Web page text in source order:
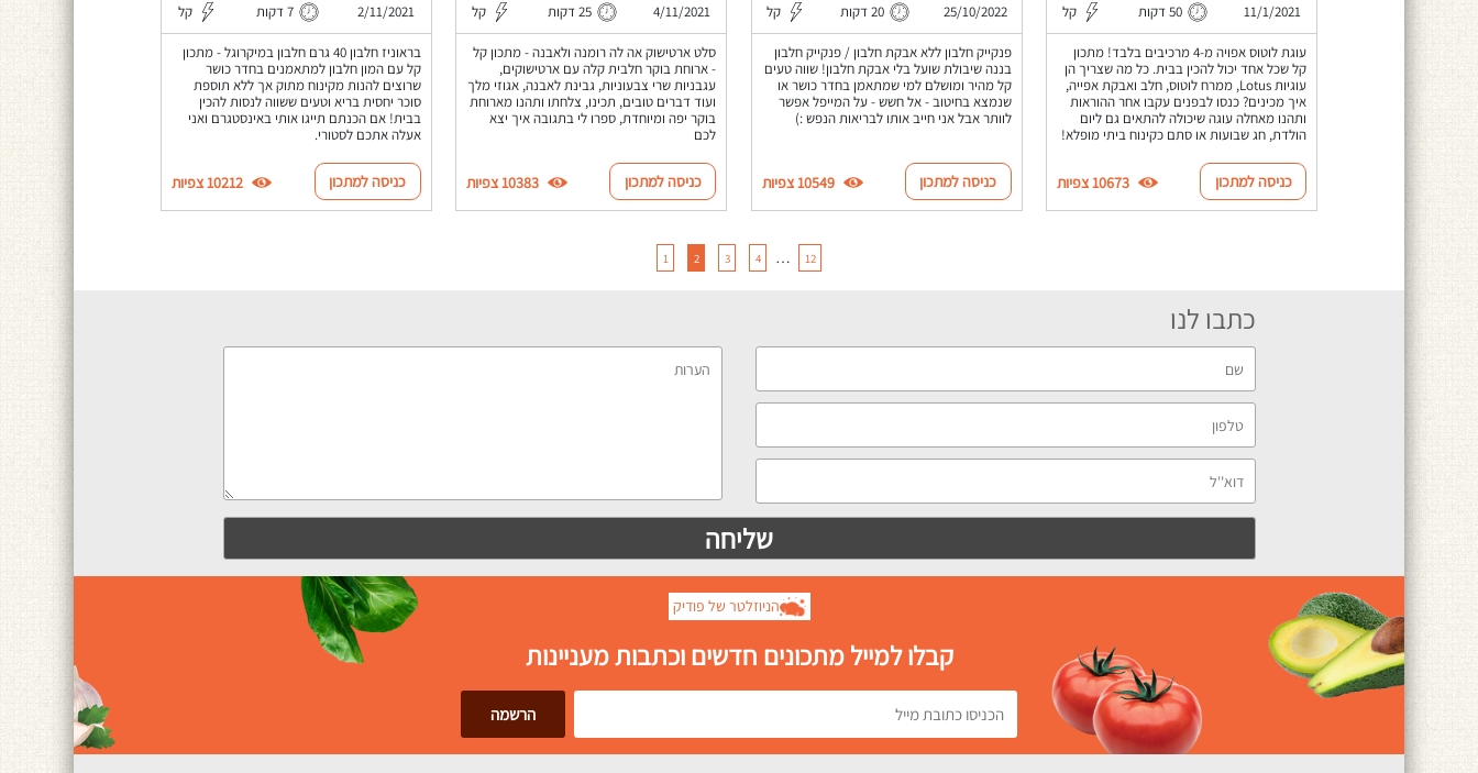
11/1/2021 50 דקות קל
עוגת לוטוס אפויה מ-4 מרכיבים בלבד! מתכון
קל שכל אחד יכול להכין בבית. כל מה שצריך הן
עוגיות Lotus, ממרח לוטוס, חלב ואבקת אפייה,
איך מכינים? כנסו לבפנים עקבו אחר ההוראות
ותהנו מאחלה עוגה שיכולה להתאים גם ליום
הולדת, חג שבועות או סתם כקינוח ביתי מופלא!
כניסה למתכון 10673 צפיות
25/10/2022 20 דקות קל
פנקייק חלבון ללא אבקת חלבון / פנקייק חלבון
בננה שיבולת שועל בלי אבקת חלבון! שווה טעים
קל מהיר ומושלם למי שמתאמן בחדר כושר או
שנמצא בחיטוב - אל חשש - על המייפל אפשר
לוותר אבל אני חייב אותו לבריאות הנפש :)
כניסה למתכון 10549 צפיות
4/11/2021 25 דקות קל
סלט ארטישוק אה לה רומנה ולאבנה - מתכון קל
- ארוחת בוקר חלבית קלה עם ארטישוקים,
עגבניות שרי צבעוניות, גבינת לאבנה, אגוזי מלך
ועוד דברים טובים, תכינו, צלחתו ותהנו מארוחת
בוקר יפה ומיוחדת, ספרו לי בתגובה איך יצא
לכם
כניסה למתכון 10383 צפיות
2/11/2021 7 דקות קל
בראוניז חלבון 40 גרם חלבון במיקרוגל - מתכון
קל עם המון חלבון למתאמנים בחדר כושר
שרוצים להנות מקינוח מתוק אך ללא תוספת
סוכר יחסית בריא וטעים ששווה לנסות להכין
בבית! אם הכנתם תייגו אותי באינסטגרם ואני
אעלה אתכם לסטורי.
כניסה למתכון 10212 צפיות
1 2 3 4 … 12
כתבו לנו
הניוזלטר של פודיק
קבלו למייל מתכונים חדשים וכתבות מעניינות